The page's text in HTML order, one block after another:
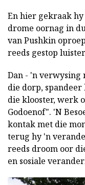
En hier gekraak
drome oornag in
van Pushkin
reeds gestop
Dan - 'n verwysing
die dorp,
die klooster, werk
Godoenof". 'N
kontak met die
terug hy 'n
reeds droom oor
en sosiale